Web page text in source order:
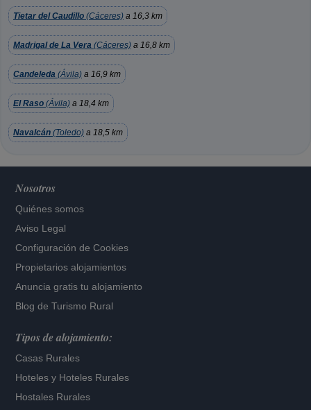
Tietar del Caudillo (Cáceres) a 16,3 km
Madrigal de La Vera (Cáceres) a 16,8 km
Candeleda (Ávila) a 16,9 km
El Raso (Ávila) a 18,4 km
Navalcán (Toledo) a 18,5 km
Nosotros
Quiénes somos
Aviso Legal
Configuración de Cookies
Propietarios alojamientos
Anuncia gratis tu alojamiento
Blog de Turismo Rural
Tipos de alojamiento:
Casas Rurales
Hoteles y Hoteles Rurales
Hostales Rurales